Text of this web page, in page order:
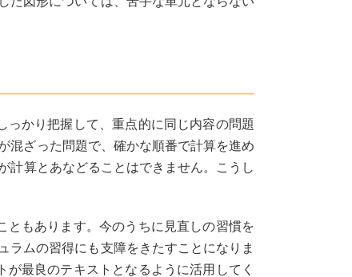
かり把握して、重点的に同じ内容の問題
混ざった問題で、確かな順番で計算を進め
計算とあなどることはできません。こうし
ともあります。今のうちに見直しの習慣を
ラムの習得にも支障をきたすことになりま
最良のテキストとなるように活用してく